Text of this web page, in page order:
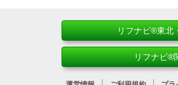
リフナビ®東北
リフナビ®